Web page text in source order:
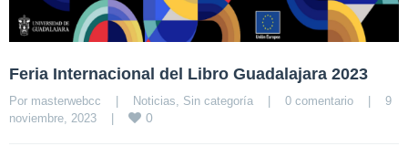
Feria Internacional del Libro Guadalajara 2023
Por masterwebcc | Noticias Sin categoría | 0 comentario |
9
noviembre, 2023 | 0